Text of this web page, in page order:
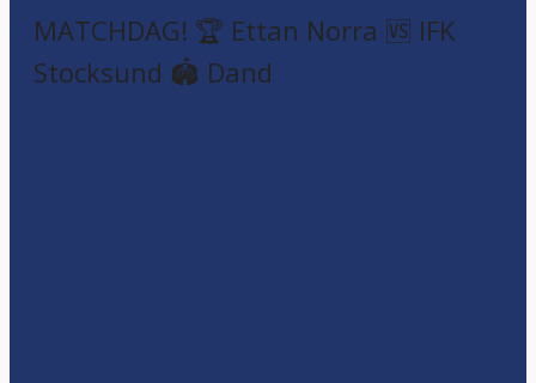
MATCHDAG! 🏆 Ettan Norra 🆚 IFK
Stocksund 🏟️ Dand